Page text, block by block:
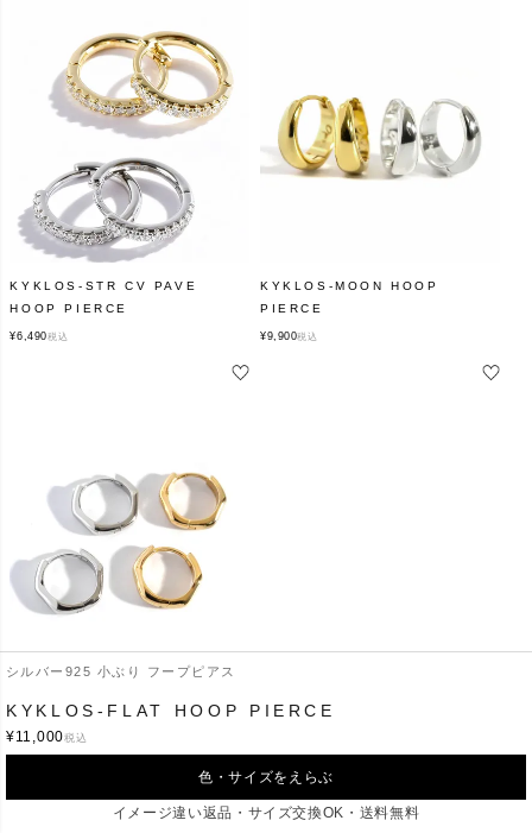
シルバー925 小ぶり フープピアス
KYKLOS-FLAT HOOP PIERCE
¥11,000税込
色・サイズをえらぶ
イメージ違い返品・サイズ交換OK・送料無料
KYKLOS-STR CV PAVE
HOOP PIERCE
¥6,490税込
KYKLOS-MOON HOOP
PIERCE
¥9,900税込
PIERCE
¥6,820税込